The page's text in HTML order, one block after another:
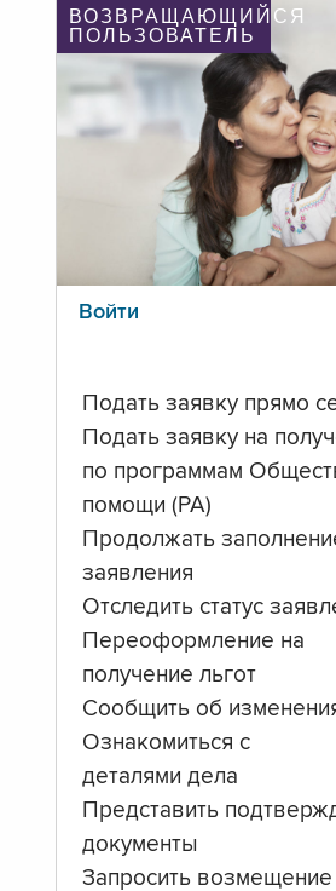
ВОЗВРАЩАЮЩИЙСЯ
ПОЛЬЗОВАТЕЛЬ
Войти
Подать заявку прямо
Подать заявку на
по программам
помощи (PA)
Продолжать
заявления
Отследить статус
Переоформление на
получение льгот
Сообщить об
Ознакомиться с
деталями дела
Представить
документы
Запросить возмещение